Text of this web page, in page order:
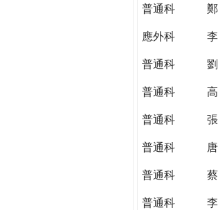
普通科
應外科
普通科
普通科
普通科
普通科
普通科
普通科